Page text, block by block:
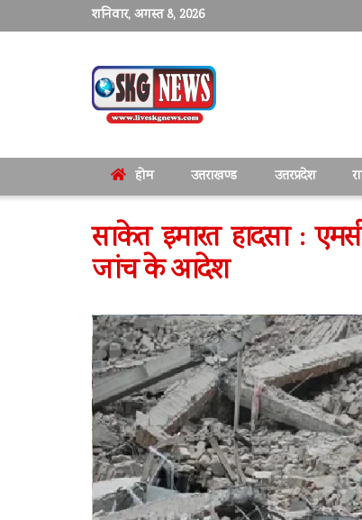
शनिवार, अगस्त 8, 2026
होम उत्तराखण्ड उत्तरप्रदेश
साकेत इमारत हादसा :
जांच के आदेश